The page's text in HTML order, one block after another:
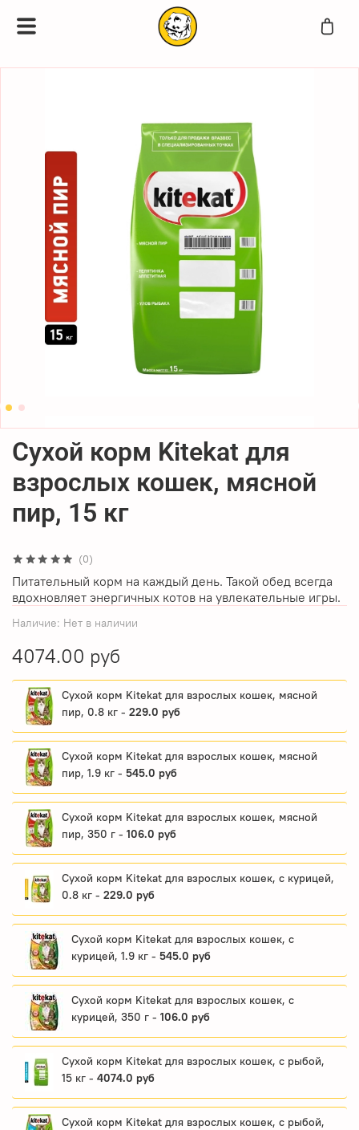
(0)
Наличие: Нет в наличии
Сухой корм Kitekat для
взрослых кошек, мясной
пир, 15 кг
4074.00 руб
Сухой корм Kitekat для взрослых кошек, мясной
пир, 0.8 кг - 229.0 руб
Сухой корм Kitekat для взрослых кошек, мясной
пир, 1.9 кг - 545.0 руб
Сухой корм Kitekat для взрослых кошек, мясной
пир, 350 г - 106.0 руб
Сухой корм Kitekat для взрослых кошек, с курицей,
0.8 кг - 229.0 руб
Сухой корм Kitekat для взрослых кошек, с
курицей, 1.9 кг - 545.0 руб
Сухой корм Kitekat для взрослых кошек, с
курицей, 350 г - 106.0 руб
Сухой корм Kitekat для взрослых кошек, с рыбой,
15 кг - 4074.0 руб
Сухой корм Kitekat для взрослых кошек, с рыбой,
Питательный корм на каждый день. Такой обед всегда
вдохновляет энергичных котов на увлекательные игры.